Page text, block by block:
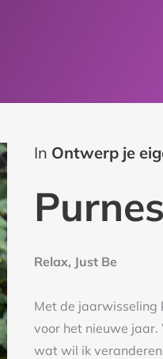
In Ontwerp je
Relax, Just Be
Met de jaarwisseling
voor het nieuwe jaar.
wat wil ik